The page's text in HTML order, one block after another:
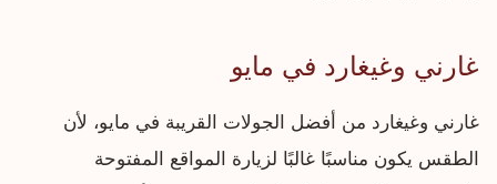
غارني وغيغارد في مايو
غارني وغيغارد من أفضل الجولات القريبة في مايو، لأن
الطقس يكون مناسبًا غالبًا لزيارة المواقع المفتوحة